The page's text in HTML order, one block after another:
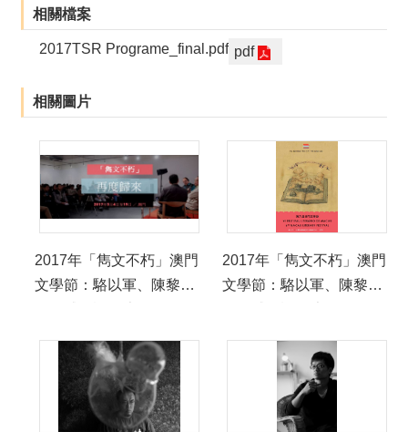
相關檔案
2017TSR Programe_final.pdf pdf
相關圖片
2017年「雋文不朽」澳門
文學節：駱以軍、陳黎、
2017年「雋文不朽」澳門
文學節：駱以軍、陳黎、